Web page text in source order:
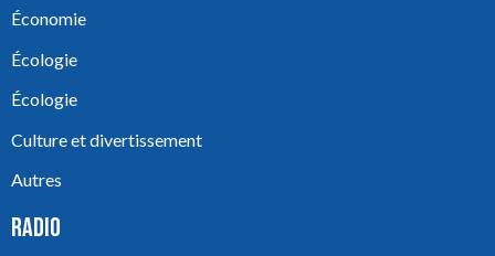
Économie
Écologie
Écologie
Culture et divertissement
Autres
RADIO